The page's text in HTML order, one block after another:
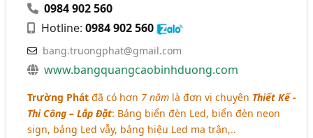
0984 902 560
Hotline:0984 902 560
bang.truongphat@gmail.com
www.bangquangcaobinhduong.com
Trường Phát đã có hơn 7 năm là đơn vị chuyên Thiết Kế -
Thi Công – Lắp Đặt: Bảng biển đèn Led, biển đèn neon
sign, bảng Led vẫy, bảng hiệu Led ma trận,..